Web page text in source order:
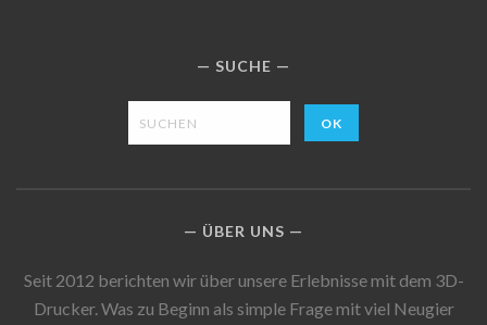
SUCHE
ÜBER UNS
Seit 2012 berichten wir über unsere Erlebnisse mit dem 3D-
Drucker. Was zu Beginn als simple Frage mit viel Neugier